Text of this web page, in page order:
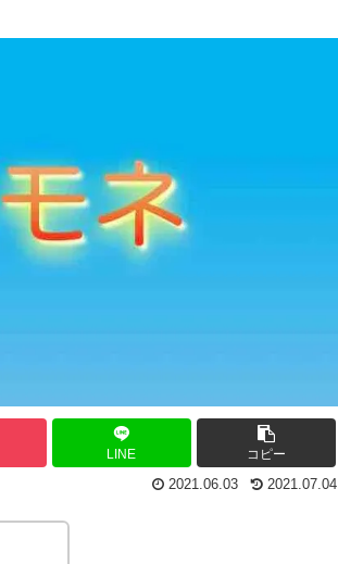
LINE
コピー
2021.07.04
2021.06.03